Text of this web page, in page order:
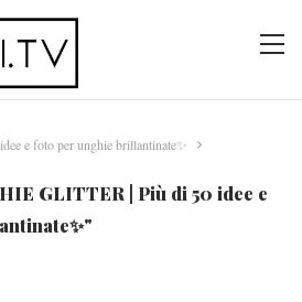
e foto per unghie brillantinate✨
GLITTER | Più di 50 idee e